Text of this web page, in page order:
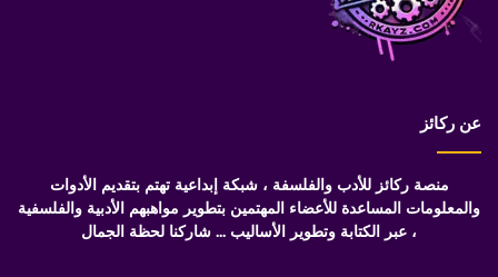
عن ركائز
منصة ركائز للأدب والفلسفة ، شبكة إبداعية تهتم بتقديم الأدوات
والمعلومات المساعدة للأعضاء المهتمين بتطوير مواهبهم الأدبية والفلسفية
، عبر الكتابة وتطوير الأساليب ... شاركنا لحظة الجمال